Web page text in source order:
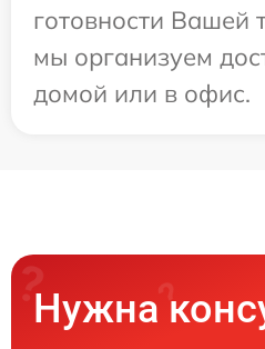
готовности Вашей
мы организуем
домой или в офис.
Нужна